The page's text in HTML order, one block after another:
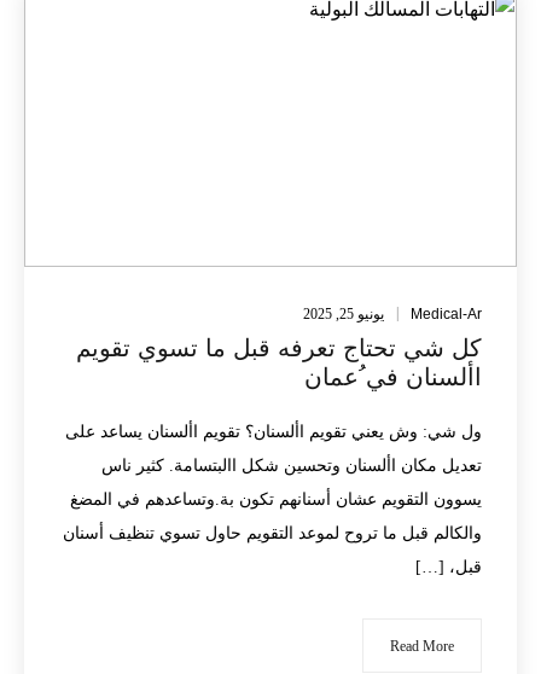
Medical-Ar يونيو 25, 2025
كل شي تحتاج تعرفه قبل ما تسوي تقويم
األسنان في ُعمان
ول شي: وش يعني تقويم األسنان؟ تقويم األسنان يساعد على
تعديل مكان األسنان وتحسين شكل االبتسامة. كثير ناس
يسوون التقويم عشان أسنانهم تكون بة.وتساعدهم في المضغ
والكالم قبل ما تروح لموعد التقويم حاول تسوي تنظيف أسنان
قبل، […]
Read More